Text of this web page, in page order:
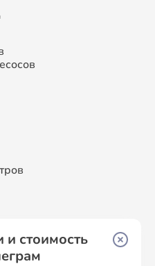
и стоимость